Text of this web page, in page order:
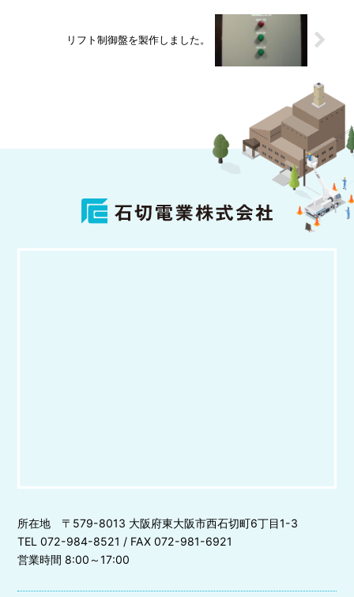
リフト制御盤を製作しました。
所在地 〒579-8013 大阪府東大阪市西石切町6丁目1-3
TEL 072-984-8521 / FAX 072-981-6921
営業時間 8:00～17:00